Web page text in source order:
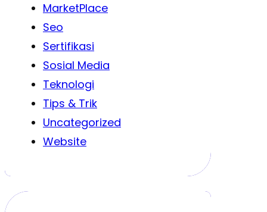
MarketPlace
Seo
Sertifikasi
Sosial Media
Teknologi
Tips & Trik
Uncategorized
Website